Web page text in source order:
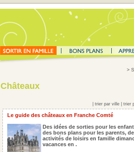
>
Châteaux
trier par ville trier
Le guide des châteaux en Franche Comté
Des idées de sorties pour les
des bons plans pour les parents,
activités de loisirs en famille
vacances en .